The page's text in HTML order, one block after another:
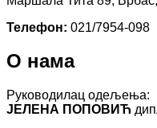
Телефон: 021/7954-098
О нама
Руководилац одељења:
ЈЕЛЕНА ПОПОВИЋ